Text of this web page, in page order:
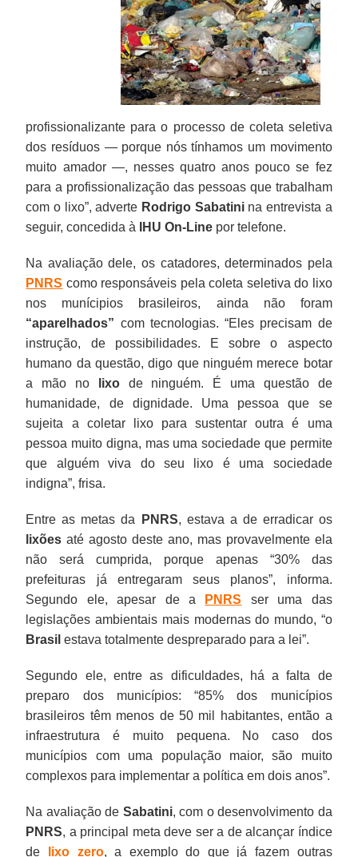
profissionalizante para o processo de coleta seletiva
dos resíduos — porque nós tínhamos um movimento
muito amador —, nesses quatro anos pouco se fez
para a profissionalização das pessoas que trabalham
com o lixo”, adverte Rodrigo Sabatinina entrevista a
seguir, concedida à
IHU On-Line por telefone.
Na avaliação dele, os catadores, determinados pela
PNRS como responsáveis pela coleta seletiva do lixo
nos munícipios brasileiros, ainda não foram
“aparelhados” com tecnologias. “Eles precisam de
instrução, de possibilidades. E sobre o aspecto
humano da questão, digo que ninguém merece botar
a mão no
lixode ninguém. É uma questão de
humanidade, de dignidade. Uma pessoa que se
sujeita a coletar lixo para sustentar outra é uma
pessoa muito digna, mas uma sociedade que permite
que alguém viva do seu lixo é uma sociedade
indigna”, frisa.
Entre as metas da PNRS, estava a de erradicar os
lixões até agosto deste ano, mas provavelmente ela
não será cumprida, porque apenas “30% das
prefeituras já entregaram seus planos”, informa.
Segundo ele, apesar de a
PNRS ser uma das
legislações ambientais mais modernas do mundo, “o
Brasil estava totalmente despreparado para a lei”.
Segundo ele, entre as dificuldades, há a falta de
preparo dos municípios: “85% dos municípios
brasileiros têm menos de 50 mil habitantes, então a
infraestrutura é muito pequena. No caso dos
municípios com uma população maior, são muito
complexos para implementar a política em dois anos”.
Na avaliação de Sabatini, com o desenvolvimento da
PNRS, a principal meta deve ser a de alcançar índice
de
lixo zero, a exemplo do que já fazem outras